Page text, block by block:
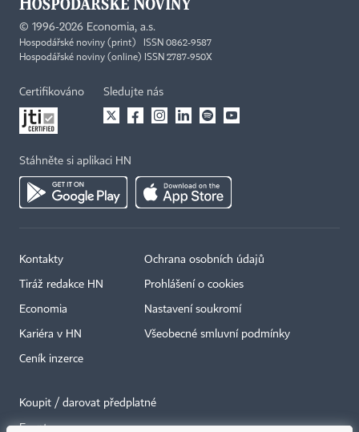
© 1996-2026 Economia, a.s.
Hospodářské noviny (print) ISSN 0862-9587
Hospodářské noviny (online) ISSN 2787-950X
Certifikováno Sledujte nás
Stáhněte si aplikaci HN
Kontakty
Tiráž redakce HN
Economia
Kariéra v HN
Ceník inzerce
Ochrana osobních údajů
Prohlášení o cookies
Nastavení soukromí
Všeobecné smluvní podmínky
Koupit / darovat předplatné
Eventy